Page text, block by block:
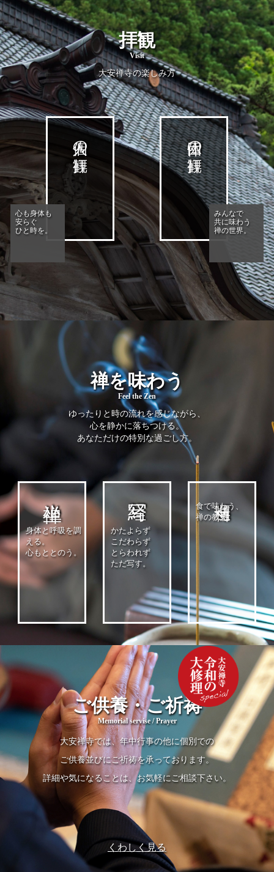
拝観
Visit
大安禅寺の楽しみ方
個人の拝観
心も身体も
安らぐ
ひと時を。
団体の拝観
みんなで
共に味わう
禅の世界。
禅を味わう
Feel the Zen
ゆったりと時の流れを感じながら、
心を静かに落ちつける。
あなただけの特別な過ごし方。
身体と呼吸を調
える。
心もととのう。
かたよらず
こだわらず
とらわれず
ただ写す。
食で味わう、
禅の教え。
ご供養・ご祈祷
Memorial servise / Prayer
大安禅寺では、年中行事の他に個別での
ご供養並びにご祈祷を承っております。
詳細や気になることは、お気軽にご相談下さい。
くわしく見る